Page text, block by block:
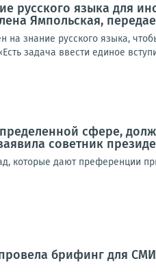
русского языка для
Ямпольская,
знание русского языка,
задача ввести единое
сфере,
советник
которые дают преференции
брифинг для СМИ